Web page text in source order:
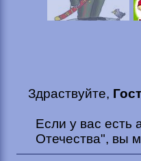
Здраствуйте,
Если у вас есть
Отечества", вы